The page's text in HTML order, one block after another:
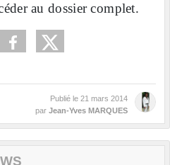
au dossier complet.
Publié le 21 mars 2014
par Jean-Yves MARQUES